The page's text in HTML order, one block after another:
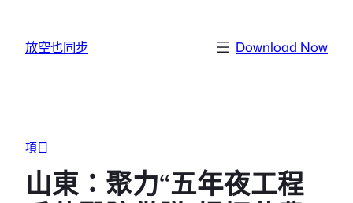
放空也同步 Download Now
項目
山東：聚力“五年夜工程